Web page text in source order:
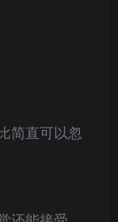
简直可以忽